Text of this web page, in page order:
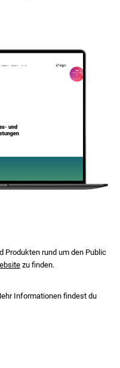
Produkten rund um den Public
zu finden.
Informationen findest du